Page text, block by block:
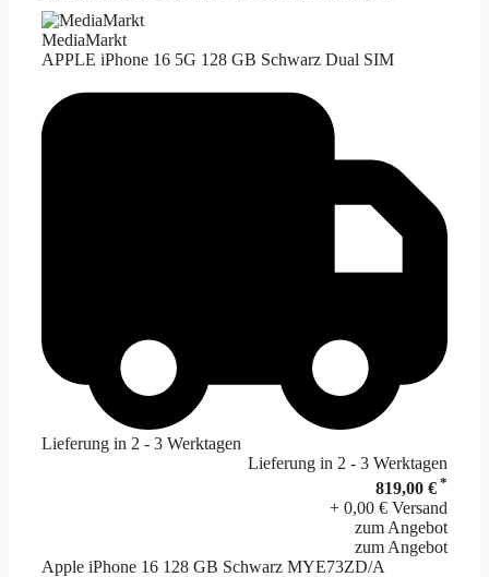
MediaMarkt
APPLE iPhone 16 5G 128 GB Schwarz Dual SIM
Lieferung in 2 - 3 Werktagen
Lieferung in 2 - 3 Werktagen
819,00 € *
+ 0,00 € Versand
zum Angebot
zum Angebot
Apple iPhone 16 128 GB Schwarz MYE73ZD/A